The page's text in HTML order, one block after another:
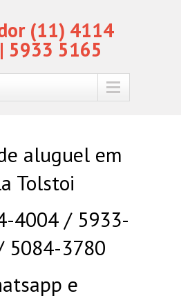
(11) 4114
5933 5165
aluguel em
Tolstoi
4004 / 5933-
5084-3780
e